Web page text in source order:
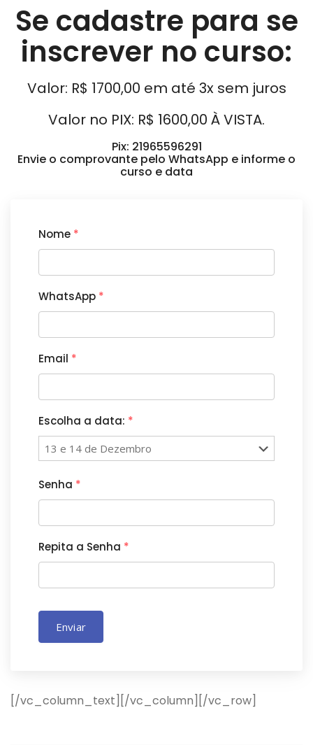
Se cadastre para se
inscrever no curso:
Valor: R$ 1700,00 em até 3x sem juros
Valor no PIX: R$ 1600,00 À VISTA.
Pix: 21965596291
Envie o comprovante pelo WhatsApp e informe o
curso e data
Nome *
WhatsApp *
Email *
Escolha a data: *
Senha *
Repita a Senha *
Enviar
[/vc_column_text][/vc_column][/vc_row]